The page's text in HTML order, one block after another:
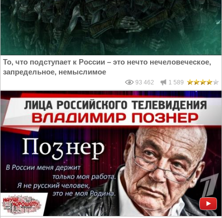
То, что подступает к России – это нечто нечеловеческое,
запредельное, немыслимое
93 462 1 589